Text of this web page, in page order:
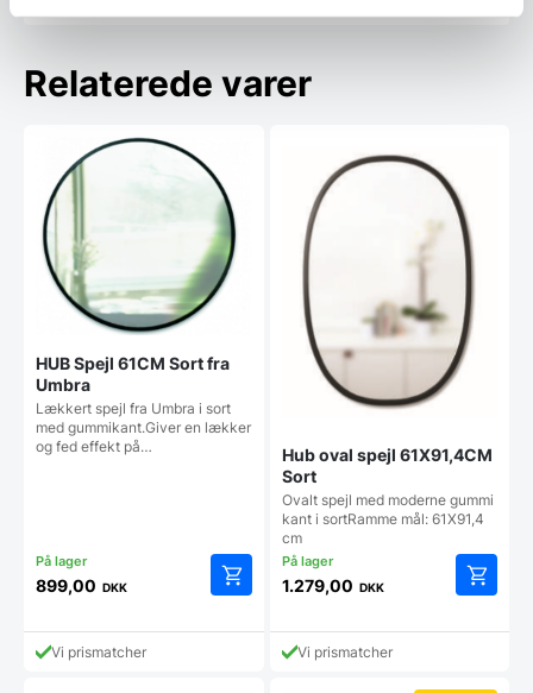
Relaterede varer
HUB Spejl 61CM Sort fra
Umbra
Lækkert spejl fra Umbra i sort
med gummikant.Giver en lækker
og fed effekt på…
899,00 DKK
Vi prismatcher
Hub oval spejl 61X91,4CM
Sort
Ovalt spejl med moderne gummi
kant i sortRamme mål: 61X91,4
cm
1.279,00 DKK
Vi prismatcher